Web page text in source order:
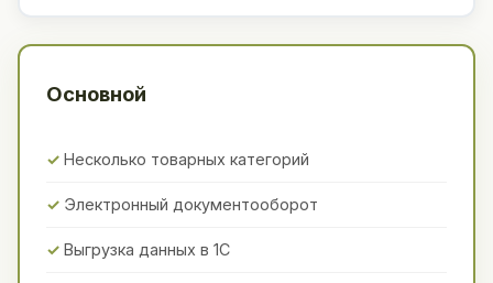
Основной
Несколько товарных категорий
Электронный документооборот
Выгрузка данных в 1С